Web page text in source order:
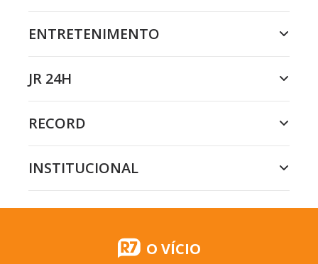
ENTRETENIMENTO
JR 24H
RECORD
INSTITUCIONAL
O VÍCIO